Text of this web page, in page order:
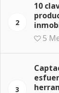
2
10
5
3